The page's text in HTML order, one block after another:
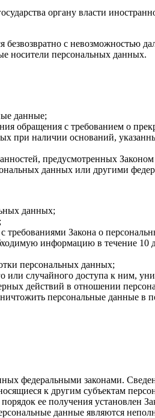
органу власти
с невозможностью
носители персональных данных.
данные;
обращения с требованием о
при наличии оснований,
предусмотренных
данных или другими
данных;
требованиями Закона о
информацию в течение 10
персональных данных;
случайного доступа к ним,
действий в отношении
персональные данные в
федеральными законами.
к другим субъектам
ее получения установлен
данные являются